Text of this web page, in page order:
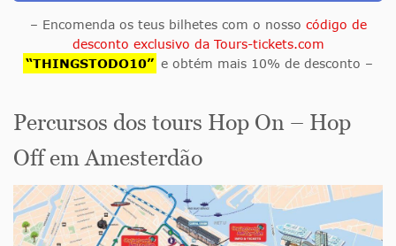
– Encomenda os teus bilhetes com o nosso código de
desconto exclusivo da Tours-tickets.com
“THINGSTODO10” e obtém mais 10% de desconto –
Percursos dos tours Hop On – Hop
Off em Amesterdão